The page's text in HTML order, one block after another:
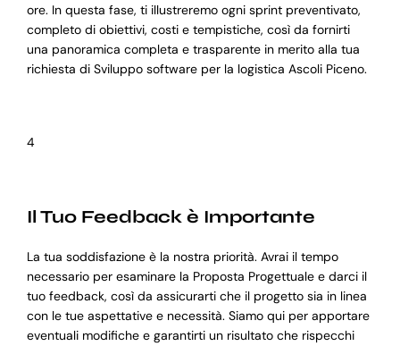
ore. In questa fase, ti illustreremo ogni sprint preventivato,
completo di obiettivi, costi e tempistiche, così da fornirti
una panoramica completa e trasparente in merito alla tua
richiesta di Sviluppo software per la logistica Ascoli Piceno.
4
Il Tuo Feedback è Importante
La tua soddisfazione è la nostra priorità. Avrai il tempo
necessario per esaminare la Proposta Progettuale e darci il
tuo feedback, così da assicurarti che il progetto sia in linea
con le tue aspettative e necessità. Siamo qui per apportare
eventuali modifiche e garantirti un risultato che rispecchi